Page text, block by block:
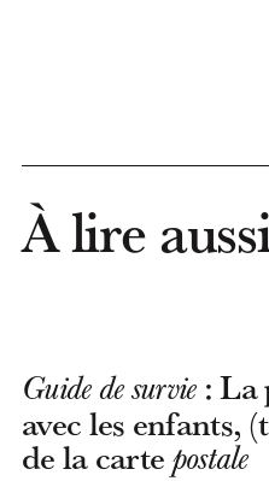
À lire
Guide de survie: La
avec les enfants,
de la carte postale